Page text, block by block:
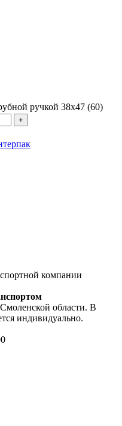
ручкой 38х47 (60)
компании
области. В
индивидуально.